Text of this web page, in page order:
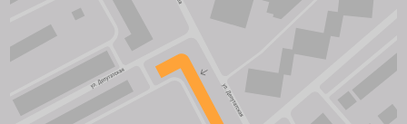
+7 (473) 258-23-13
YT IG